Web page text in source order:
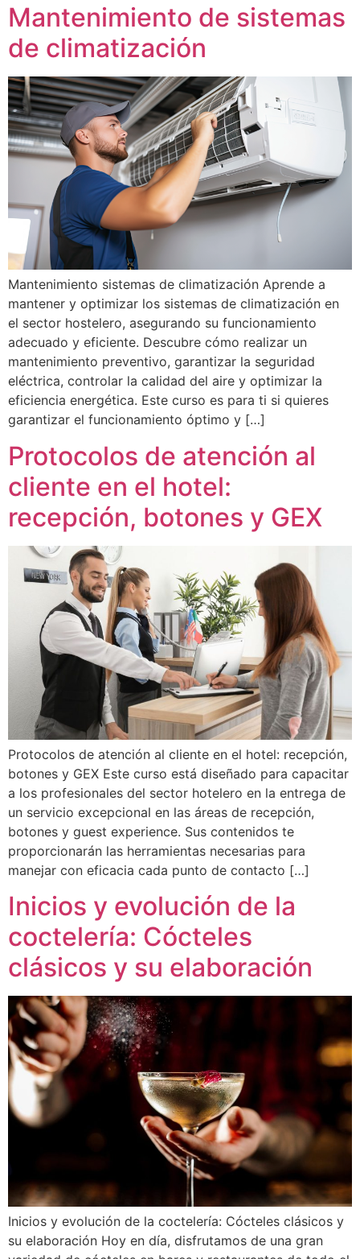
Mantenimiento de sistemas
de climatización
Mantenimiento sistemas de climatización Aprende a
mantener y optimizar los sistemas de climatización en
el sector hostelero, asegurando su funcionamiento
adecuado y eficiente. Descubre cómo realizar un
mantenimiento preventivo, garantizar la seguridad
eléctrica, controlar la calidad del aire y optimizar la
eficiencia energética. Este curso es para ti si quieres
garantizar el funcionamiento óptimo y […]
Protocolos de atención al
cliente en el hotel:
recepción, botones y GEX
Protocolos de atención al cliente en el hotel: recepción,
botones y GEX Este curso está diseñado para capacitar
a los profesionales del sector hotelero en la entrega de
un servicio excepcional en las áreas de recepción,
botones y guest experience. Sus contenidos te
proporcionarán las herramientas necesarias para
manejar con eficacia cada punto de contacto […]
Inicios y evolución de la
coctelería: Cócteles
clásicos y su elaboración
Inicios y evolución de la coctelería: Cócteles clásicos y
su elaboración Hoy en día, disfrutamos de una gran